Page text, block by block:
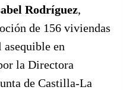
Rodríguez,
de 156 viviendas
en
la Directora
de Castilla-La